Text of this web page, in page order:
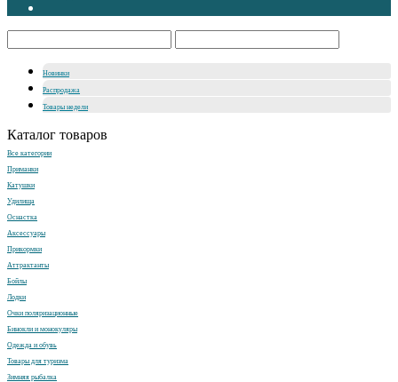
Новинки
Распродажа
Товары недели
Каталог товаров
Все категории
Приманки
Катушки
Удилища
Оснастка
Аксессуары
Прикормки
Аттрактанты
Бойлы
Лодки
Очки поляризационные
Бинокли и монокуляры
Одежда и обувь
Товары для туризма
Зимняя рыбалка